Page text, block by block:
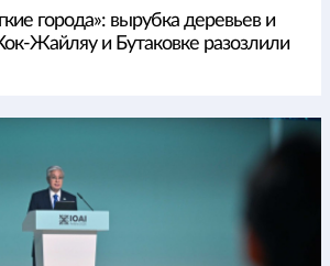
города»: вырубка деревьев и
Жайляу и Бутаковке разозлили